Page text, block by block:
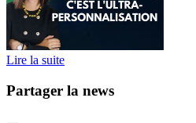
Lire la suite
Partager la news